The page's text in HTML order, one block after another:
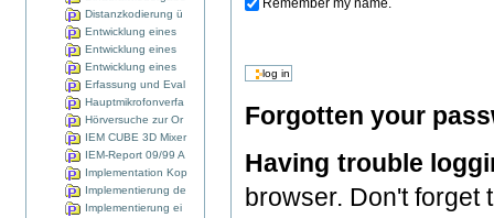
Distanzkodierung ü
Entwicklung eines
Entwicklung eines
Entwicklung eines
Erfassung und Eval
Hauptmikrofonverfa
Hörversuche zur Or
IEM CUBE 3D Mixer
IEM-Report 09/99 A
Implementation Kop
Implementierung de
Implementierung ei
Remember my name.
Forgotten your
Having trouble
browser. Don't forget